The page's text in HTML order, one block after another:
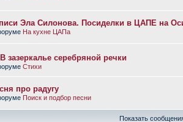
Эла Силонова. Посиделки в ЦАПЕ на
На кухне ЦАПа
В зазеркалье серебряной речки
Стихи
про радугу
Поиск и подбор песни
Показать